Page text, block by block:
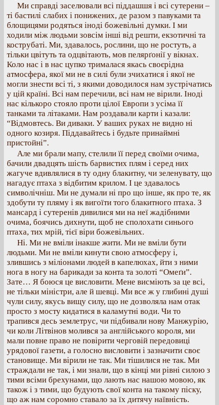
Ми справді заселювали всі піддашшя і всі сутерени –
ті бастилі слабих і понижених, де разом з павуками та
блощицями родяться іноді божевільні думки. І ми
ходили між людьми зовсім інші від решти, екзотичні та
кострубаті. Ми, здавалось, рослини, що не ростуть, а
тільки цвітуть та одцвітають, мов пелярґонії у вікнах.
Коло нас і в нас цупко трималася якась своєрідна
атмосфера, якої ми не в силі були зчихатися і якої не
могли знести всі ті, з якими доводилося нам зустрічатись
у цій країні. Всі нам перечили, всі нам не вірили. Іноді
нас кількоро стояло проти цілої Европи з усіма її
танками та літаками. Нам роздавали карти і казали:
“Відмовтесь. Ви диваки. У ваших руках не видно ні
одного козиря. Піддавайтесь і будьте принаймні
пристойні”.
Але ми брали мапу, стелили її перед своїми очима,
бачили двадцять шість барвистих плям і серед них
жагуче вдивлялися в ту одну блакитну, чи зеленувату, що
нагадує птаха з відбитим крилом. І це здавалось
символічніш. Ми не думали ні про що інше, як про те, як
здобути ту пляму і як вигоїти того блакитного птаха. З
мансард і сутеренів дивилися ми на неї жадібними
очима, боячись дихнути, щоб не сполохати синього
птаха, тих мрій, тієї віри божевільних.
Ні. Ми не вміли інакше жити. Ми не вміли бути
людьми. Ми не вміли кинути свою атмосферу і,
злившись з міліонами людей в капелюхах, йти з ними
нога в ногу на барикади за конта та золоті “Омеґи”.
Зате… Я боюся це висловити. Мене висміють за це всі,
не тільки міністри, але й шевці. Ми все ж у глибині душі
чули силу, якусь вищу силу, що не дозволяла нам отак
просто з мосту кидатися в каламутні води. Чи то
трапився десь землетрус, чи підбивали нову Манжурію,
чи коли Літвінов молився за англійського короля, ми
мали повне право не повірити черговій передовиці
урядової газети, а голосно висловити і зазначити своє
становище. Ми вірили не так. Ми тішилися не так. Ми
страждали не так, і ми знали, що в кінці ми рівні силою з
тими всіми брехунами, що лають нас нашою мовою, як
також і з тими, що будують свої конта на такому піску,
що аж нам соромно ставало за їх дитячу наївність.